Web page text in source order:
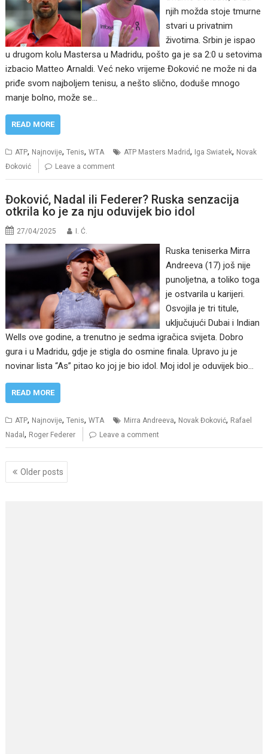
njih možda stoje tmurne
stvari u privatnim
životima. Srbin je ispao
u drugom kolu Mastersa u Madridu, pošto ga je sa 2:0 u setovima
izbacio Matteo Arnaldi. Već neko vrijeme Đoković ne može ni da
priđe svom najboljem tenisu, a nešto slično, doduše mnogo
manje bolno, može se…
READ MORE
ATP, Najnovije,Tenis,WTA ATP Masters Madrid, Iga Swiatek, Novak
Đoković
Leave a comment
Đoković, Nadal ili Federer? Ruska senzacija
otkrila ko je za nju oduvijek bio idol
27/04/2025 I. Ć.
Ruska teniserka Mirra
Andreeva (17) još nije
punoljetna, a toliko toga
je ostvarila u karijeri.
Osvojila je tri titule,
uključujući Dubai i Indian
Wells ove godine, a trenutno je sedma igračica svijeta. Dobro
gura i u Madridu, gdje je stigla do osmine finala. Upravo ju je
novinar lista “As” pitao ko joj je bio idol. Moj idol je oduvijek bio…
READ MORE
ATP, Najnovije,Tenis,WTA Mirra Andreeva, Novak Đoković, Rafael
Nadal, Roger Federer Leave a comment
Posts
navigation
Older posts